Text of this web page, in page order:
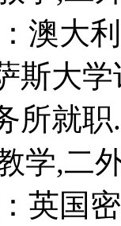
澳大
斯大
所就职
学,二
英国